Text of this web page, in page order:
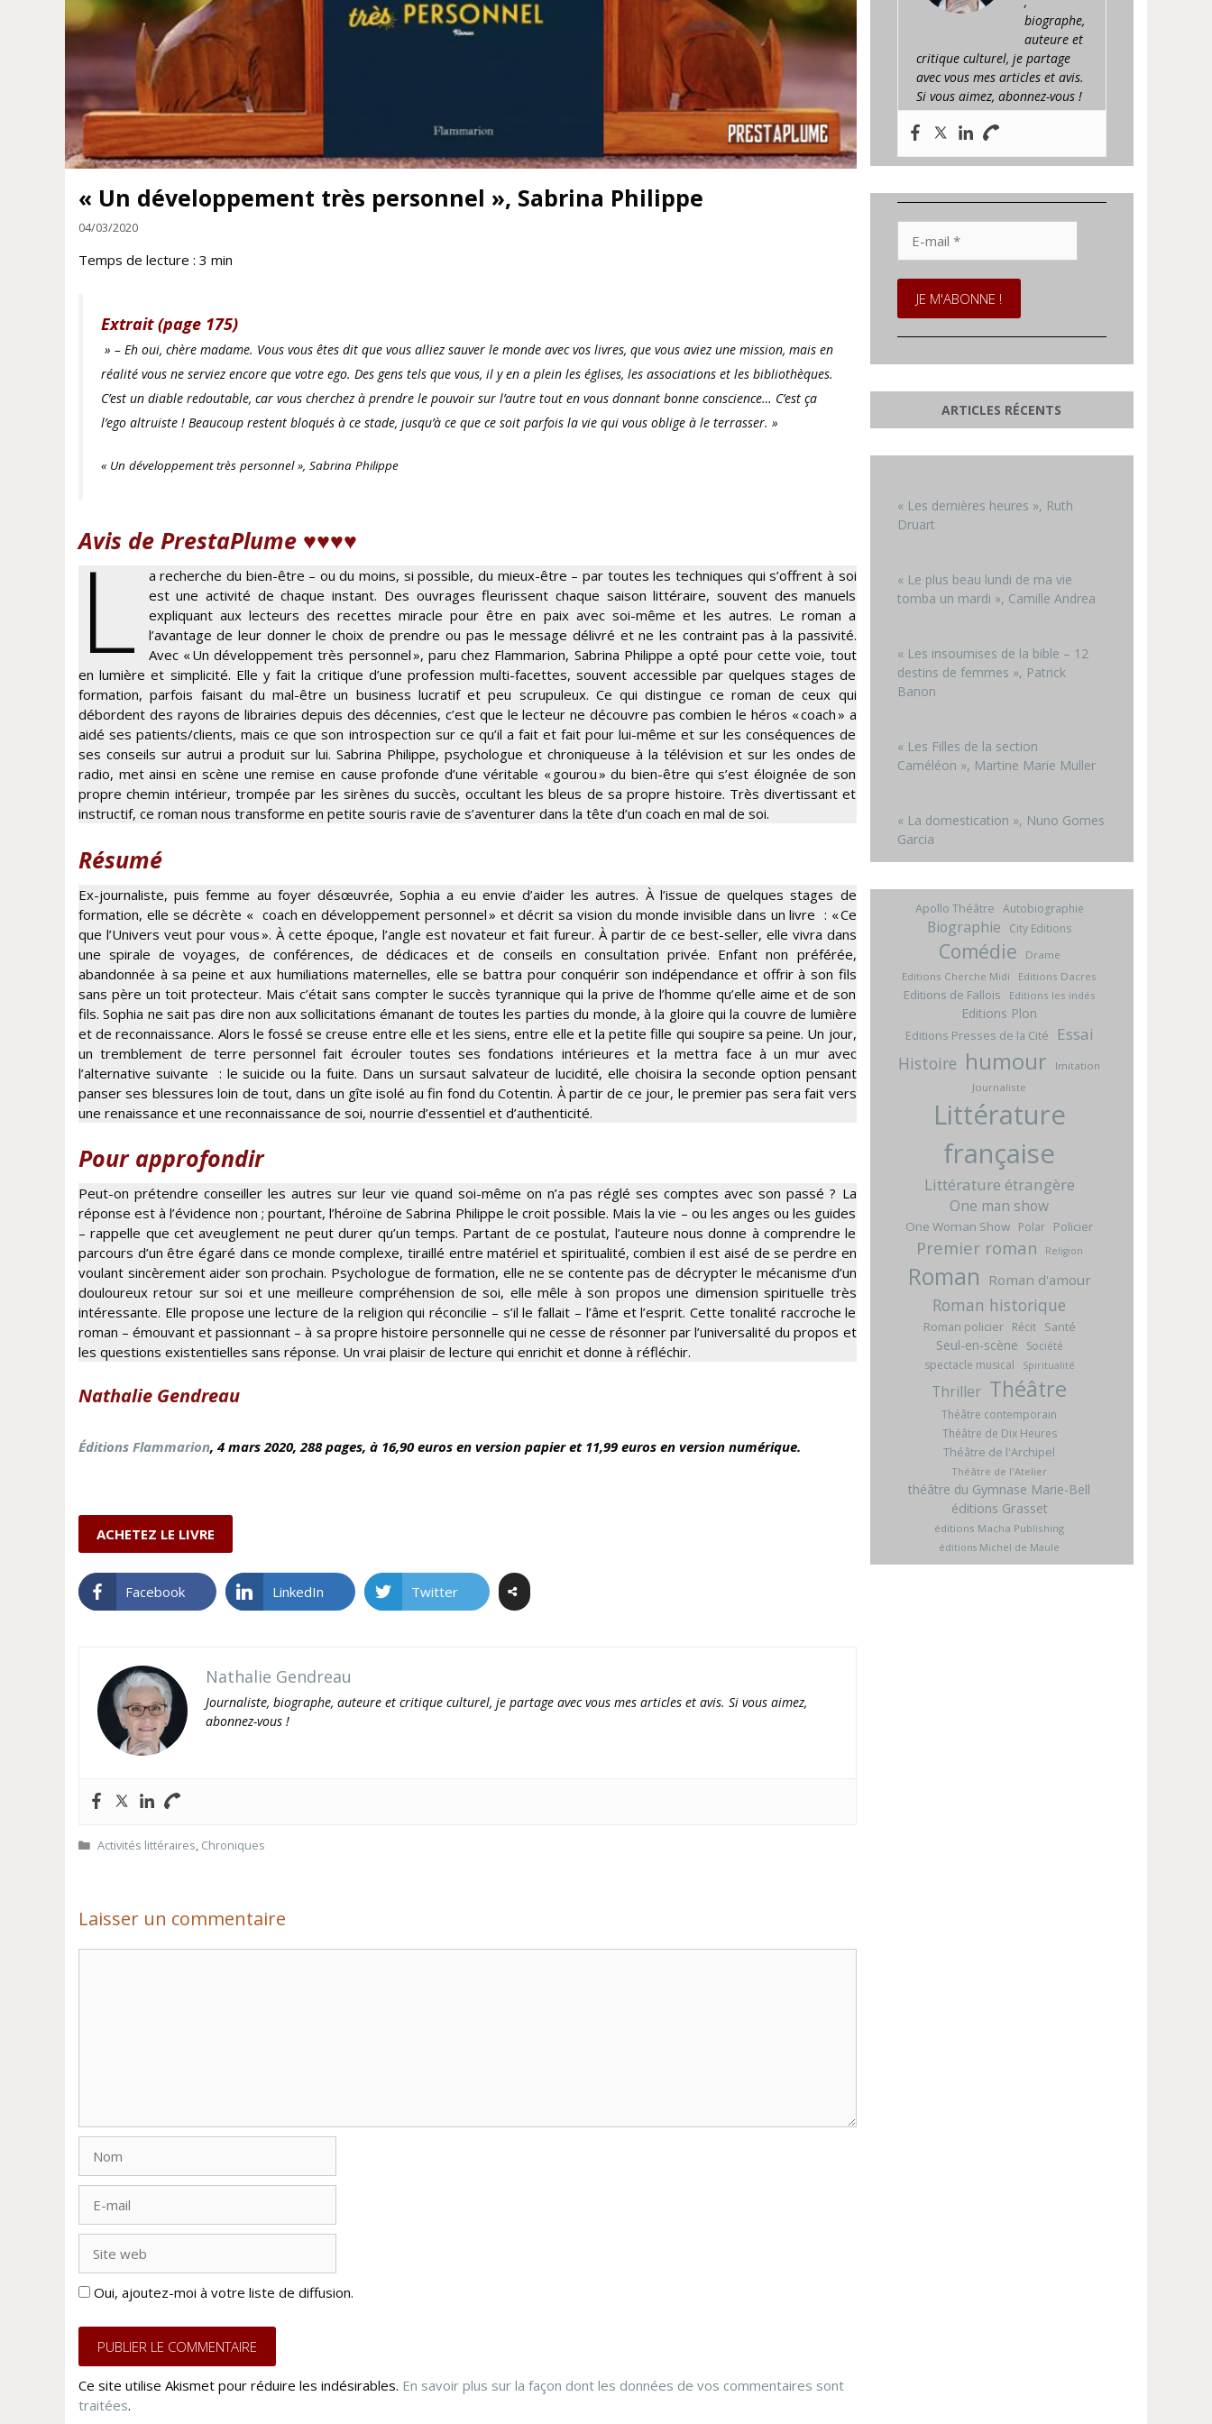
« Un développement très personnel », Sabrina Philippe
04/03/2020
Temps de lecture : 3 min
Extrait (page 175)
» – Eh oui, chère madame. Vous vous êtes dit que vous alliez sauver le monde avec vos livres, que vous aviez une mission, mais en
réalité vous ne serviez encore que votre ego. Des gens tels que vous, il y en a plein les églises, les associations et les bibliothèques.
C’est un diable redoutable, car vous cherchez à prendre le pouvoir sur l’autre tout en vous donnant bonne conscience… C’est ça
l’ego altruiste ! Beaucoup restent bloqués à ce stade, jusqu’à ce que ce soit parfois la vie qui vous oblige à le terrasser. »
« Un développement très personnel », Sabrina Philippe
Avis de PrestaPlume ♥♥♥♥
L
a recherche du bien-être – ou du moins, si possible, du mieux-être – par toutes les techniques qui s’offrent à soi
est une activité de chaque instant. Des ouvrages fleurissent chaque saison littéraire, souvent des manuels
expliquant aux lecteurs des recettes miracle pour être en paix avec soi-même et les autres. Le roman a
l’avantage de leur donner le choix de prendre ou pas le message délivré et ne les contraint pas à la passivité.
Avec « Un développement très personnel », paru chez Flammarion, Sabrina Philippe a opté pour cette voie, tout
en lumière et simplicité. Elle y fait la critique d’une profession multi-facettes, souvent accessible par quelques stages de
formation, parfois faisant du mal-être un business lucratif et peu scrupuleux. Ce qui distingue ce roman de ceux qui
débordent des rayons de librairies depuis des décennies, c’est que le lecteur ne découvre pas combien le héros « coach » a
aidé ses patients/clients, mais ce que son introspection sur ce qu’il a fait et fait pour lui-même et sur les conséquences de
ses conseils sur autrui a produit sur lui. Sabrina Philippe, psychologue et chroniqueuse à la télévision et sur les ondes de
radio, met ainsi en scène une remise en cause profonde d’une véritable « gourou » du bien-être qui s’est éloignée de son
propre chemin intérieur, trompée par les sirènes du succès, occultant les bleus de sa propre histoire. Très divertissant et
instructif, ce roman nous transforme en petite souris ravie de s’aventurer dans la tête d’un coach en mal de soi.
Résumé
Ex-journaliste, puis femme au foyer désœuvrée, Sophia a eu envie d’aider les autres. À l’issue de quelques stages de
formation, elle se décrète « coach en développement personnel » et décrit sa vision du monde invisible dans un livre : « Ce
que l’Univers veut pour vous ». À cette époque, l’angle est novateur et fait fureur. À partir de ce best-seller, elle vivra dans
une spirale de voyages, de conférences, de dédicaces et de conseils en consultation privée. Enfant non préférée,
abandonnée à sa peine et aux humiliations maternelles, elle se battra pour conquérir son indépendance et offrir à son fils
sans père un toit protecteur. Mais c’était sans compter le succès tyrannique qui la prive de l’homme qu’elle aime et de son
fils. Sophia ne sait pas dire non aux sollicitations émanant de toutes les parties du monde, à la gloire qui la couvre de lumière
et de reconnaissance. Alors le fossé se creuse entre elle et les siens, entre elle et la petite fille qui soupire sa peine. Un jour,
un tremblement de terre personnel fait écrouler toutes ses fondations intérieures et la mettra face à un mur avec
l’alternative suivante : le suicide ou la fuite. Dans un sursaut salvateur de lucidité, elle choisira la seconde option pensant
panser ses blessures loin de tout, dans un gîte isolé au fin fond du Cotentin. À partir de ce jour, le premier pas sera fait vers
une renaissance et une reconnaissance de soi, nourrie d’essentiel et d’authenticité.
Pour approfondir
Peut-on prétendre conseiller les autres sur leur vie quand soi-même on n’a pas réglé ses comptes avec son passé ? La
réponse est à l’évidence non ; pourtant, l’héroïne de Sabrina Philippe le croit possible. Mais la vie – ou les anges ou les guides
– rappelle que cet aveuglement ne peut durer qu’un temps. Partant de ce postulat, l’auteure nous donne à comprendre le
parcours d’un être égaré dans ce monde complexe, tiraillé entre matériel et spiritualité, combien il est aisé de se perdre en
voulant sincèrement aider son prochain. Psychologue de formation, elle ne se contente pas de décrypter le mécanisme d’un
douloureux retour sur soi et une meilleure compréhension de soi, elle mêle à son propos une dimension spirituelle très
intéressante. Elle propose une lecture de la religion qui réconcilie – s’il le fallait – l’âme et l’esprit. Cette tonalité raccroche le
roman – émouvant et passionnant – à sa propre histoire personnelle qui ne cesse de résonner par l’universalité du propos et
les questions existentielles sans réponse. Un vrai plaisir de lecture qui enrichit et donne à réfléchir.
Nathalie Gendreau
Éditions Flammarion, 4 mars 2020, 288 pages, à 16,90 euros en version papier et 11,99 euros en version numérique.
ACHETEZ LE LIVRE
Facebook LinkedIn Twitter
Nathalie Gendreau
Journaliste, biographe, auteure et critique culturel, je partage avec vous mes articles et avis. Si vous aimez,
abonnez-vous !
Catégories
Activités littéraires, Chroniques
Laisser un commentaire
mail
web
Oui, ajoutez-moi à votre liste de diffusion.
Ce site utilise Akismet pour réduire les indésirables. En savoir plus sur la façon dont les données de vos commentaires sont
traitées.
biographe,
auteure et
critique culturel, je partage
avec vous mes articles et avis.
Si vous aimez, abonnez-vous !
mail
*
ARTICLES RÉCENTS
« Les dernières heures », Ruth
Druart
« Le plus beau lundi de ma vie
tomba un mardi », Camille Andrea
« Les insoumises de la bible – 12
destins de femmes », Patrick
Banon
« Les Filles de la section
Caméléon », Martine Marie Muller
« La domestication », Nuno Gomes
Garcia
Apollo Théâtre Autobiographie
Biographie City Editions
Comédie
Drame
Editions Cherche Midi
Editions Dacres
Editions de Fallois Editions les indés
Editions Plon
Editions Presses de la Cité Essai
Histoire humour
Imitation
Journaliste
Littérature
française
Littérature étrangère
One man show
One Woman Show Polar Policier
Premier roman Religion
Roman Roman d'amour
Roman historique
Roman policier Récit Santé
Seul-en-scène
Société
spectacle musical
Spiritualité
Thriller Théâtre
Théâtre contemporain
Théâtre de Dix Heures
Théâtre de l'Archipel
Théâtre de l'Atelier
théâtre du Gymnase Marie-Bell
éditions Grasset
éditions Macha Publishing
éditions Michel de Maule